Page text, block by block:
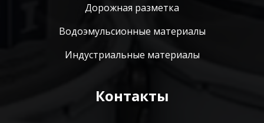
Дорожная разметка
Водоэмульсионные материалы
Индустриальные материалы
Контакты